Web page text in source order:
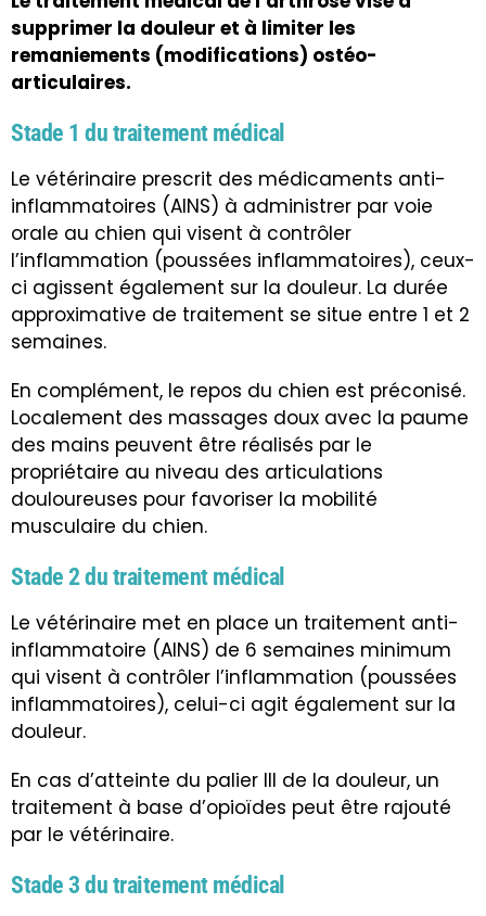
supprimer la douleur et à limiter les
remaniements (modifications) ostéo-
articulaires.
Stade 1 du traitement médical
Le vétérinaire prescrit des médicaments anti-
inflammatoires (AINS) à administrer par voie
orale au chien qui visent à contrôler
l’inflammation (poussées inflammatoires), ceux-
ci agissent également sur la douleur. La durée
approximative de traitement se situe entre 1 et 2
semaines.
En complément, le repos du chien est préconisé.
Localement des massages doux avec la paume
des mains peuvent être réalisés par le
propriétaire au niveau des articulations
douloureuses pour favoriser la mobilité
musculaire du chien.
Stade 2 du traitement médical
Le vétérinaire met en place un traitement anti-
inflammatoire (AINS) de 6 semaines minimum
qui visent à contrôler l’inflammation (poussées
inflammatoires), celui-ci agit également sur la
douleur.
En cas d’atteinte du palier III de la douleur, un
traitement à base d’opioïdes peut être rajouté
par le vétérinaire.
Stade 3 du traitement médical